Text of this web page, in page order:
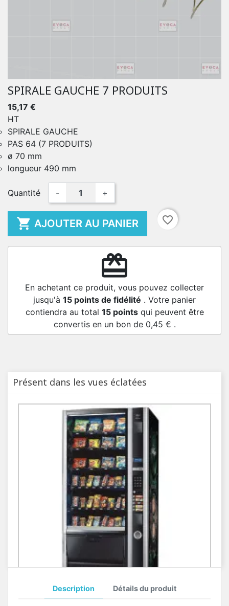
SPIRALE GAUCHE 7 PRODUITS
15,17 €
HT
SPIRALE GAUCHE
PAS 64 (7 PRODUITS)
ø 70 mm
longueur 490 mm
Quantité - +
 AJOUTER AU PANIER favorite_border
redeem
En achetant ce produit, vous pouvez collecter
jusqu'à 15 points de fidélité . Votre panier
contiendra au total 15pointsqui peuvent être
convertis en un bon de 0,45 € .
Présent dans les vues éclatées
Description Détails du produit